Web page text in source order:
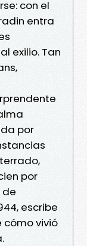
con el
entra
exilio. Tan
por
por
de
escribe
cómo vivió